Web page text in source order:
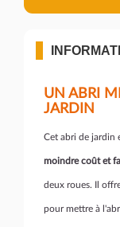
UN ABRI
JARDIN
Cet abri de jardin
moindre coût et
deux roues. Il
pour mettre à